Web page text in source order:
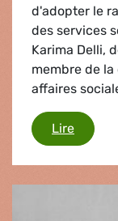
d'adopter le
des services
Karima Delli,
membre de
affaires
LireAvenir